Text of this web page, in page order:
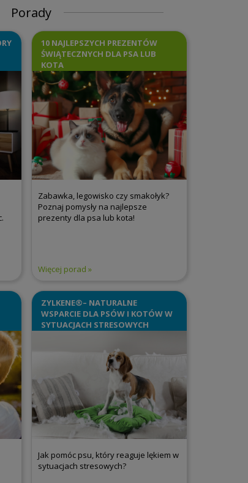
Porady
10 NAJLEPSZYCH PREZENTÓW
ŚWIĄTECZNYCH DLA PSA LUB
KOTA
Zabawka, legowisko czy smakołyk?
Poznaj pomysły na najlepsze
prezenty dla psa lub kota!
Więcej porad
ZYLKENE®– NATURALNE
WSPARCIE DLA PSÓW I KOTÓW W
SYTUACJACH STRESOWYCH
Jak pomóc psu, który reaguje lękiem w
sytuacjach stresowych?